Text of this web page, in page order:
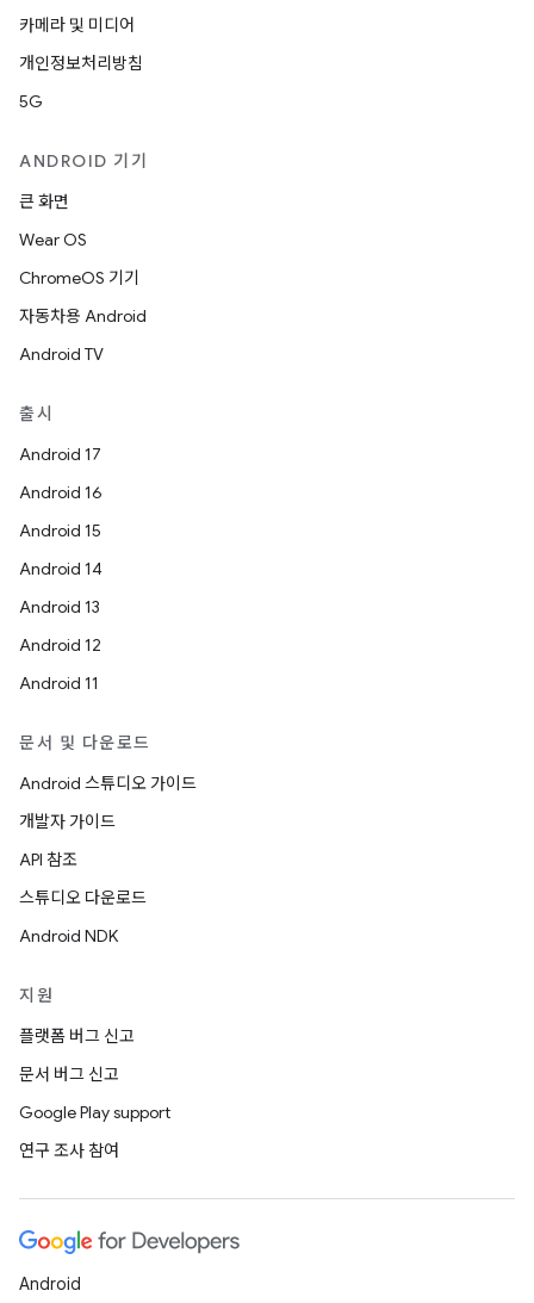
카메라 및 미디어
개인정보처리방침
5G
ANDROID 기기
큰 화면
Wear OS
ChromeOS 기기
자동차용 Android
Android TV
출시
Android 17
Android 16
Android 15
Android 14
Android 13
Android 12
Android 11
문서 및 다운로드
Android 스튜디오 가이드
개발자 가이드
API 참조
스튜디오 다운로드
Android NDK
지원
플랫폼 버그 신고
문서 버그 신고
Google Play support
연구 조사 참여
Android